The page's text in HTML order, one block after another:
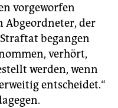
vorgeworfen
Abgeordneter, der
begangen
verhört,
werden, wenn
entscheidet.“